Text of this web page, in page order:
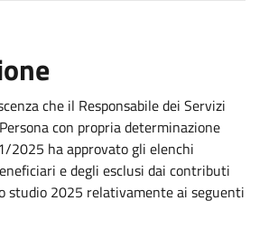
che il Responsabile dei Servizi
con propria determinazione
2025 ha approvato gli elenchi
e degli esclusi dai contributi
studio 2025 relativamente ai seguenti